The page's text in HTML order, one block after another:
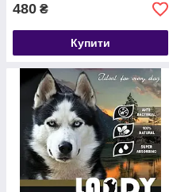
480 ₴
Купити